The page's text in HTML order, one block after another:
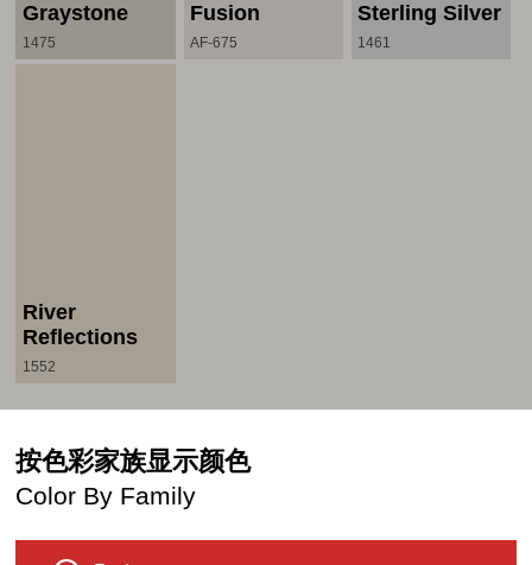
Graystone
1475
Fusion
AF-675
Sterling Silver
1461
River
Reflections
1552
按色彩家族显示颜色
Color By Family